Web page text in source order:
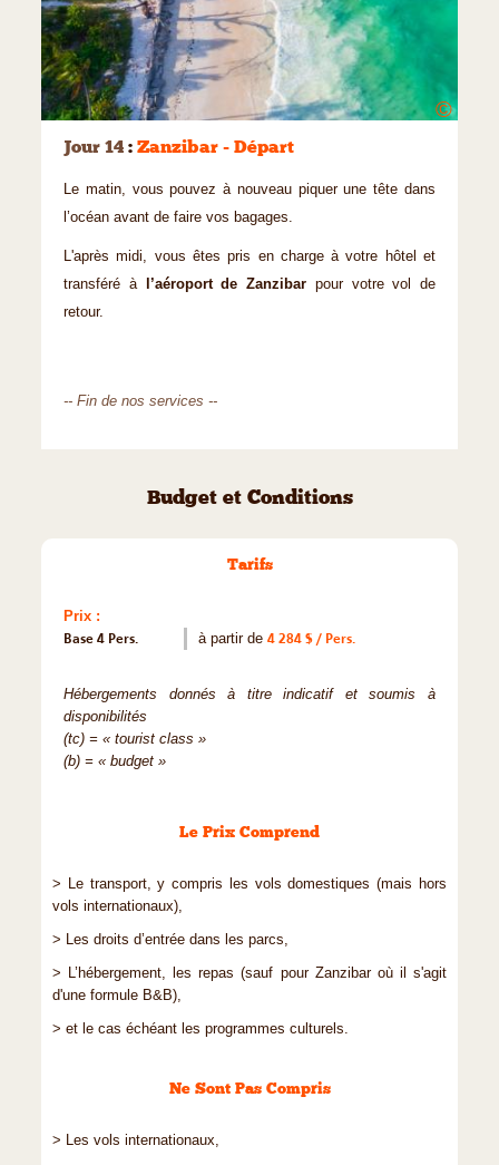
©
Jour 14 : Zanzibar - Départ
Le matin, vous pouvez à nouveau piquer une tête dans
l’océan avant de faire vos bagages.
L'après midi, vous êtes pris en charge à votre hôtel et
transféré à
l’aéroport de Zanzibar pour votre vol de
retour.
-- Fin de nos services --
Budget et Conditions
Tarifs
Prix :
Base 4 Pers.
à partir de 4 284 $ / Pers.
Hébergements donnés à titre indicatif et soumis à
disponibilités
(tc) = « tourist class »
(b) = « budget »
Le Prix Comprend
> Le transport, y compris les vols domestiques (mais hors
vols internationaux),
> Les droits d’entrée dans les parcs,
> L’hébergement, les repas (sauf pour Zanzibar où il s'agit
d'une formule B&B),
> et le cas échéant les programmes culturels.
Ne Sont Pas Compris
> Les vols internationaux,